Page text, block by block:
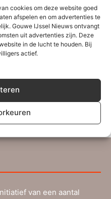
cookies om deze website goed
afspelen en om advertenties te
Gouwe IJssel Nieuws ontvangt
uit advertenties zijn. Deze
in de lucht te houden. Bij
actief.
zoekt (aankomend)
van een aantal